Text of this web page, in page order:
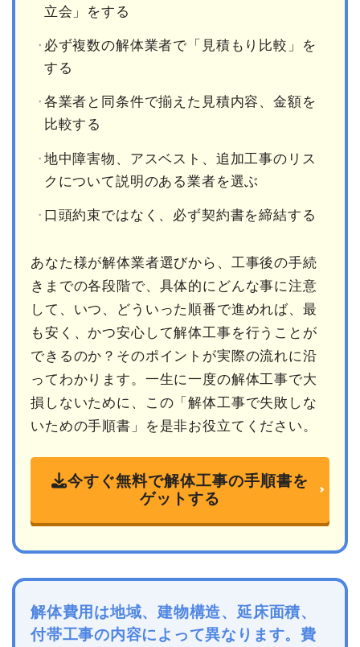
立会」をする
必ず複数の解体業者で「見積もり比較」を
する
各業者と同条件で揃えた見積内容、金額を
比較する
地中障害物、アスベスト、追加工事のリス
クについて説明のある業者を選ぶ
口頭約束ではなく、必ず契約書を締結する
あなた様が解体業者選びから、工事後の手続
きまでの各段階で、具体的にどんな事に注意
して、いつ、どういった順番で進めれば、最
も安く、かつ安心して解体工事を行うことが
できるのか？そのポイントが実際の流れに沿
ってわかります。一生に一度の解体工事で大
損しないために、この「解体工事で失敗しな
いための手順書」を是非お役立てください。
今すぐ無料で解体工事の手順書を
ゲットする
解体費用は地域、建物構造、延床面積、
付帯工事の内容によって異なります。費